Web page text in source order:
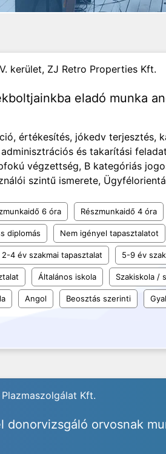
kerület, ZJ Retro Properties Kft.
eladó munka
értékesítés, jókedv terjesztés,
és takarítási
végzettség, B kategóriás
szintű ismerete,
6 óra Részmunkaidő 4 óra
diplomás Nem igényel tapasztalatot
2-4 év szakmai tapasztalat 5-9 év
Általános iskola Szakiskola /
Angol Beosztás szerinti
Plazmaszolgálat Kft.
donorvizsgáló orvosnak